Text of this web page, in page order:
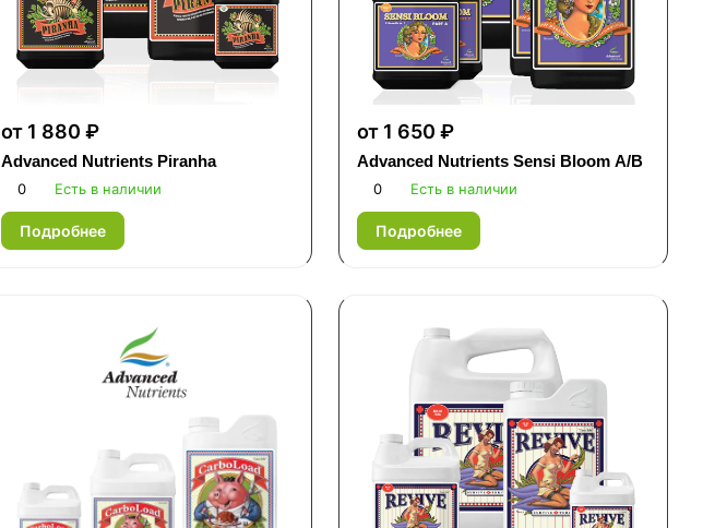
от 1 880 ₽
Advanced Nutrients Piranha
0 Есть в наличии
Подробнее
от 1 650 ₽
Advanced Nutrients Sensi Bloom A/B
0 Есть в наличии
Подробнее